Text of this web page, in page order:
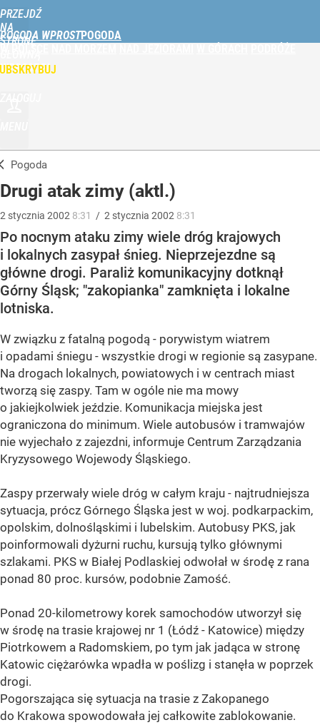
PRZEJDŹ
NA
STRONĘ
WPROST.PL
POGODA WPROST
Pogoda
Drugi atak zimy (aktl.)
2 stycznia 2002 8:31 / 2 stycznia 2002 8:31
Po nocnym ataku zimy wiele dróg krajowych
i lokalnych zasypał śnieg. Nieprzejezdne są
główne drogi. Paraliż komunikacyjny dotknął
Górny Śląsk; "zakopianka" zamknięta i lokalne
lotniska.
W związku z fatalną pogodą - porywistym wiatrem
i opadami śniegu - wszystkie drogi w regionie są zasypane.
Na drogach lokalnych, powiatowych i w centrach miast
tworzą się zaspy. Tam w ogóle nie ma mowy
o jakiejkolwiek jeździe. Komunikacja miejska jest
ograniczona do minimum. Wiele autobusów i tramwajów
nie wyjechało z zajezdni, informuje Centrum Zarządzania
Kryzysowego Wojewody Śląskiego.
Zaspy przerwały wiele dróg w całym kraju - najtrudniejsza
sytuacja, prócz Górnego Śląska jest w woj. podkarpackim,
opolskim, dolnośląskimi i lubelskim. Autobusy PKS, jak
poinformowali dyżurni ruchu, kursują tylko głównymi
szlakami. PKS w Białej Podlaskiej odwołał w środę z rana
ponad 80 proc. kursów, podobnie Zamość.
Ponad 20-kilometrowy korek samochodów utworzył się
w środę na trasie krajowej nr 1 (Łódź - Katowice) między
Piotrkowem a Radomskiem, po tym jak jadąca w stronę
Katowic ciężarówka wpadła w poślizg i stanęła w poprzek
drogi.
Pogorszająca się sytuacja na trasie z Zakopanego
do Krakowa spowodowała jej całkowite zablokowanie.